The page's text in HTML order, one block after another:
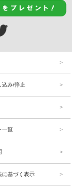
込み/停止
一覧
に基づく表示